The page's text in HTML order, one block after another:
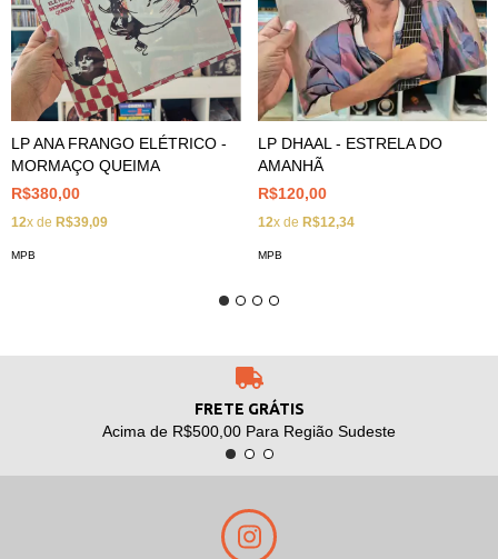
LP ANA FRANGO ELÉTRICO -
MORMAÇO QUEIMA
R$380,00
12x de R$39,09
MPB
LP DHAAL - ESTRELA DO
AMANHÃ
R$120,00
12x de R$12,34
MPB
FRETE GRÁTIS
Acima de R$500,00 Para Região Sudeste